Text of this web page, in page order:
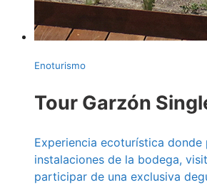
Enoturismo
Tour Garzón
Experiencia ecoturística
instalaciones de la bodega,
participar de una exclusiva